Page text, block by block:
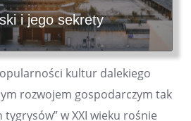
i jego sekrety
kultur dalekiego
rozwojem gospodarczym tak
tygrysów” w XXI wieku rośnie